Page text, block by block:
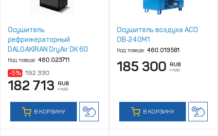
Осушитель
рефрижераторный
DALGAKIRAN DryAir DK 60
Код товара: 460.023711
-5% 192 330
182 713 RUB
с НДС
В КОРЗИНУ
Осушитель воздуха АСО
ОВ‑240М1
Код товара: 460.019581
185 300 RUB
с НДС
В КОРЗИНУ